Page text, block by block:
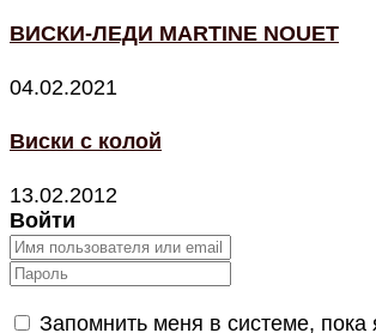
ВИСКИ-ЛЕДИ MARTINE NOUET
04.02.2021
Виски с колой
13.02.2012
Войти
Запомнить меня в системе,